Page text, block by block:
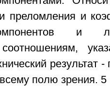
преломления и
и
соотношениям,
результат
полю зрения. 5